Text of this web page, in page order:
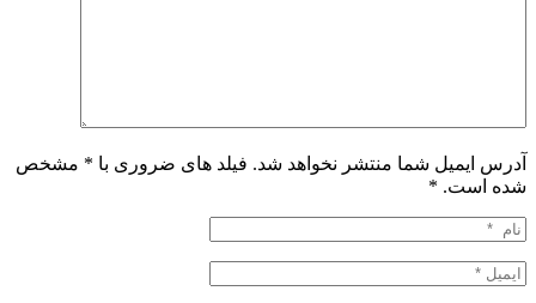
آدرس ایمیل شما منتشر نخواهد شد. فیلد های ضروری با * مشخص
شده است. *